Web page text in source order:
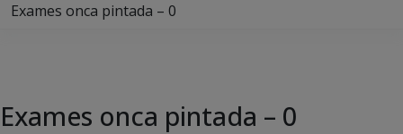
Exames onca pintada – 0
Exames onca pintada – 0